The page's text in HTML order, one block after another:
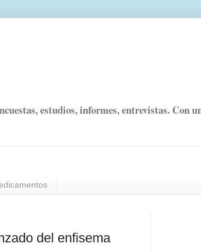
estudios, informes, entrevistas. Con
del enfisema